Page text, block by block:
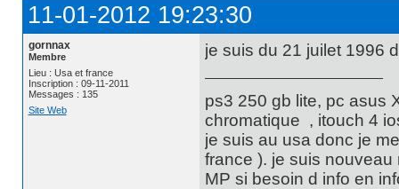
11-01-2012 19:23:30
gornnax
Membre
Lieu : Usa et france
Inscription : 09-11-2011
Messages : 135
Site Web
je suis du 21 juilet 1996
ps3 250 gb lite, pc asus
chromatique , itouch 4
je suis au usa donc je
france ). je suis
MP si besoin d info en